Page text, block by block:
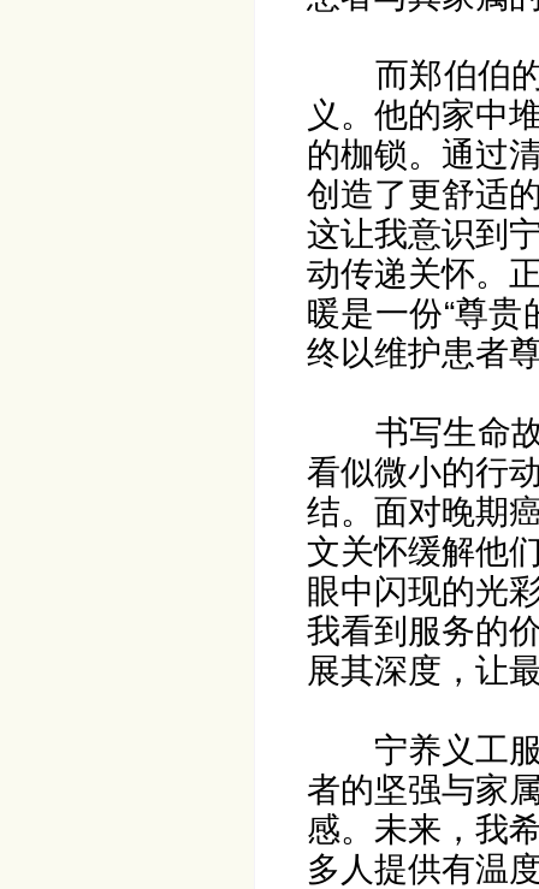
而郑伯伯
义。他的家中
的枷锁。通过
创造了更舒适
这让我意识到
动传递关怀。
暖是一份“尊
终以维护患者
书写生命
看似微小的行
结。面对晚期
文关怀缓解他
眼中闪现的光
我看到服务的
展其深度，让
宁养义工
者的坚强与家
感。未来，我
多人提供有温